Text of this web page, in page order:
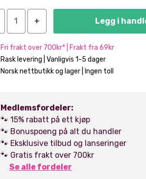
Legg i
Fri frakt over 700kr* | Frakt fra 69kr
Rask levering | Vanligvis 1-5 dager
Norsk nettbutikk og lager | Ingen toll
Medlemsfordeler:
🐾 15% rabatt på ett kjøp
🐾 Bonuspoeng på alt du handler
🐾 Eksklusive tilbud og lanseringer
🐾 Gratis frakt over 700kr
Se alle fordeler